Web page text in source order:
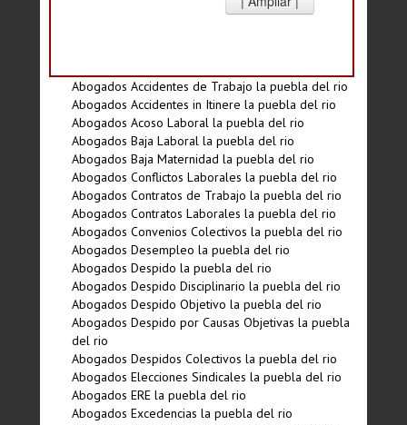
Abogados Accidentes de Trabajo la puebla del rio
Abogados Accidentes in Itinere la puebla del rio
Abogados Acoso Laboral la puebla del rio
Abogados Baja Laboral la puebla del rio
Abogados Baja Maternidad la puebla del rio
Abogados Conflictos Laborales la puebla del rio
Abogados Contratos de Trabajo la puebla del rio
Abogados Contratos Laborales la puebla del rio
Abogados Convenios Colectivos la puebla del rio
Abogados Desempleo la puebla del rio
Abogados Despido la puebla del rio
Abogados Despido Disciplinario la puebla del rio
Abogados Despido Objetivo la puebla del rio
Abogados Despido por Causas Objetivas la puebla
del rio
Abogados Despidos Colectivos la puebla del rio
Abogados Elecciones Sindicales la puebla del rio
Abogados ERE la puebla del rio
Abogados Excedencias la puebla del rio